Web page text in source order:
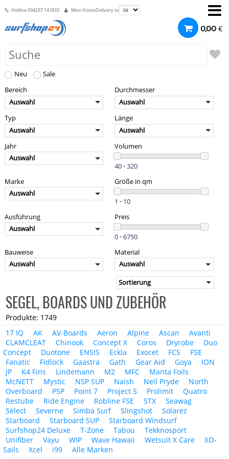
Hotline034297 141833 Mein KontoDelivery to
0,00 €
Neu
Sale
Bereich
Auswahl
Durchmesser
Auswahl
Typ
Auswahl
Länge
Auswahl
Jahr
Auswahl
Volumen
-
Marke
Auswahl
Größe in qm
-
Ausführung
Auswahl
Preis
-
Bauweise
Auswahl
Material
Auswahl
SEGEL, BOARDS UND ZUBEHÖR
Produkte: 1749
17 IQ
AK AV-Boards Aeron Alpine Ascan
Avanti
CLAMCLEAT
Chinook Concept X Coros Dryrobe
Duo
Concept
Duotone ENSIS Eckla Exocet FCS
FSE
Fanatic
Fidlock Gaastra Gath Gear Aid Goya
ION
JP
K4 Fins Lindemann M2 MFC
Manta Foils
McNETT
Mystic NSP SUP Naish Neil Pryde
North
Overboard
PSP Point 7 Project 5 Prolimit
Quatro
Restube
Ride Engine Robline FSE STX
Seawag
Select
Severne Simba Surf Slingshot
Solarez
Starboard
Starboard SUP
Starboard Windsurf
Surfshop24 Deluxe
T-Zone Tabou
Tekknosport
Unifiber
Vayu WIP Wave Hawaii Wetsuit X Care
XO-
Sails
Xcel i99 Alle Marken